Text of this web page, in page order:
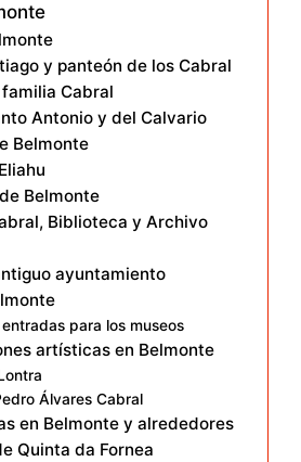
y panteón de los Cabral
Cabral
Antonio y del Calvario
Belmonte
Belmonte
Biblioteca y Archivo
ayuntamiento
para los museos
artísticas en Belmonte
Álvares Cabral
en Belmonte y alrededores
Quinta da Fornea